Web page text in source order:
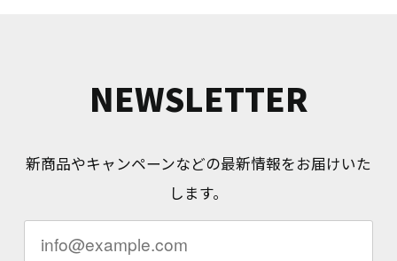
NEWSLETTER
新商品やキャンペーンなどの最新情報をお届けいた
します。